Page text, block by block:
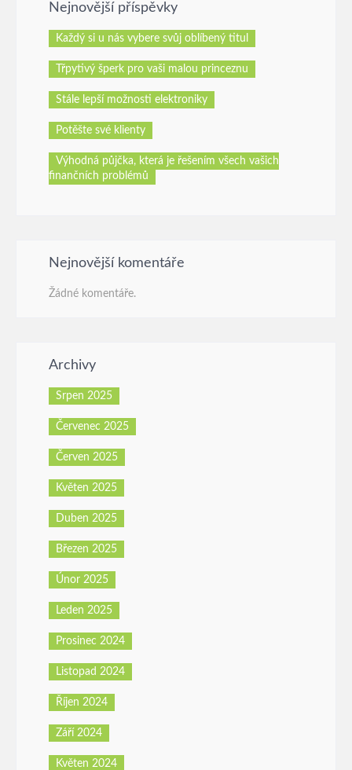
Nejnovější příspěvky
Každý si u nás vybere svůj oblíbený titul
Třpytivý šperk pro vaši malou princeznu
Stále lepší možnosti elektroniky
Potěšte své klienty
Výhodná půjčka, která je řešením všech vašich
finančních problémů
Nejnovější komentáře
Žádné komentáře.
Archivy
Srpen 2025
Červenec 2025
Červen 2025
Květen 2025
Duben 2025
Březen 2025
Únor 2025
Leden 2025
Prosinec 2024
Listopad 2024
Říjen 2024
Září 2024
Květen 2024